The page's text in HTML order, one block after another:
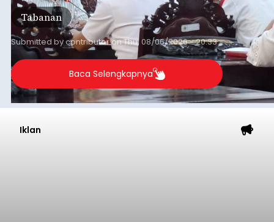
Tabanan
Submitted bycontributoronThu, 08/06/2026 - 20:33
Baca Selengkapnya
Iklan